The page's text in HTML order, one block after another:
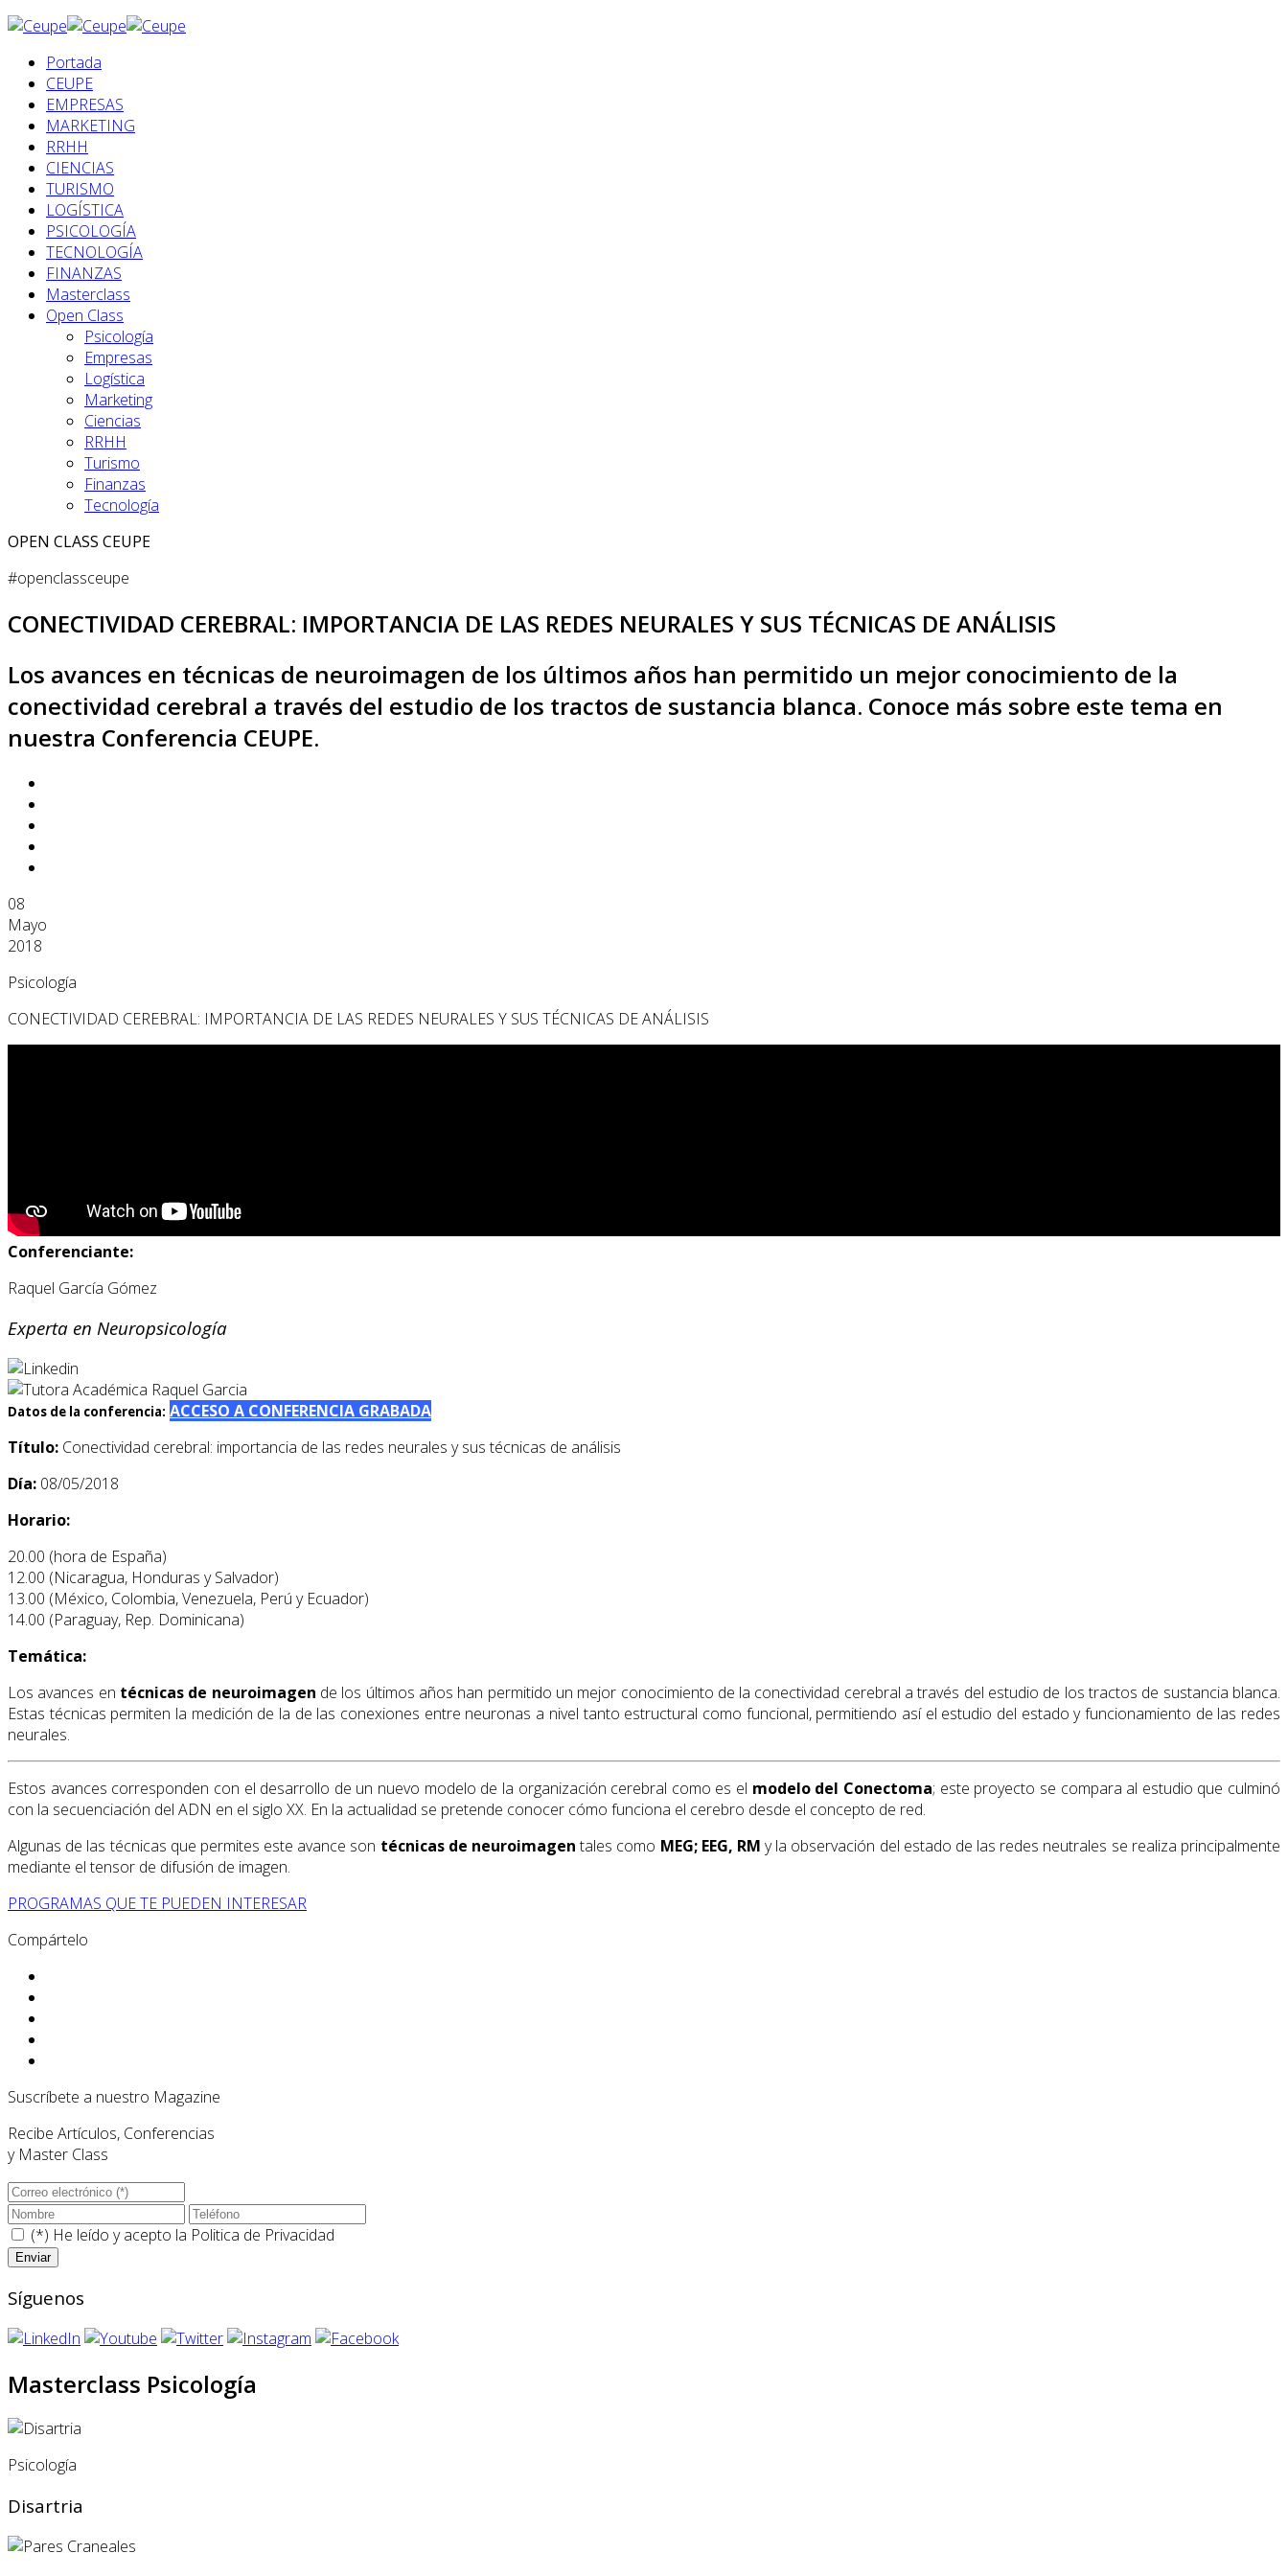
Portada
CEUPE
EMPRESAS
MARKETING
RRHH
CIENCIAS
TURISMO
LOGÍSTICA
PSICOLOGÍA
TECNOLOGÍA
FINANZAS
Masterclass
Open Class
Psicología
Empresas
Logística
Marketing
Ciencias
RRHH
Turismo
Finanzas
Tecnología
OPEN CLASS CEUPE
#openclassceupe
CONECTIVIDAD CEREBRAL: IMPORTANCIA DE LAS REDES NEURALES Y SUS TÉCNICAS DE ANÁLISIS
Los avances en técnicas de neuroimagen de los últimos años han permitido un mejor conocimiento de la
conectividad cerebral a través del estudio de los tractos de sustancia blanca. Conoce más sobre este tema en
nuestra Conferencia CEUPE.
08
Mayo
2018
Psicología
CONECTIVIDAD CEREBRAL: IMPORTANCIA DE LAS REDES NEURALES Y SUS TÉCNICAS DE ANÁLISIS
Conferenciante:
Raquel García Gómez
Experta en Neuropsicología
Datos de la conferencia: ACCESO A CONFERENCIA GRABADA
Título: Conectividad cerebral: importancia de las redes neurales y sus técnicas de análisis
Día: 08/05/2018
Horario:
20.00 (hora de España)
12.00 (Nicaragua, Honduras y Salvador)
13.00 (México, Colombia, Venezuela, Perú y Ecuador)
14.00 (Paraguay, Rep. Dominicana)
Temática:
Los avances en técnicas de neuroimagen de los últimos años han permitido un mejor conocimiento de la conectividad cerebral a través del estudio de los tractos de sustancia blanca.
Estas técnicas permiten la medición de la de las conexiones entre neuronas a nivel tanto estructural como funcional, permitiendo así el estudio del estado y funcionamiento de las redes
neurales.
Estos avances corresponden con el desarrollo de un nuevo modelo de la organización cerebral como es el modelo del Conectoma; este proyecto se compara al estudio que culminó
con la secuenciación del ADN en el siglo XX. En la actualidad se pretende conocer cómo funciona el cerebro desde el concepto de red.
Algunas de las técnicas que permites este avance son técnicas de neuroimagentales como MEG; EEG, RM y la observación del estado de las redes neutrales se realiza principalmente
mediante el tensor de difusión de imagen.
PROGRAMAS QUE TE PUEDEN INTERESAR
Compártelo
Suscríbete a nuestro Magazine
Recibe Artículos, Conferencias
y Master Class
(*) He leído y acepto la Politica de Privacidad
Síguenos
Masterclass Psicología
Psicología
Disartria